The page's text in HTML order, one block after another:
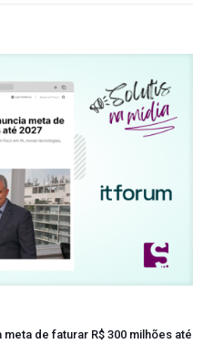
de faturar R$ 300 milhões até